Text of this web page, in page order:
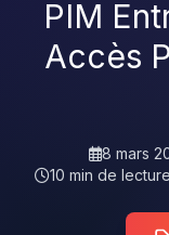
PIM
Accès
8 mars
10 min de lecture